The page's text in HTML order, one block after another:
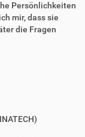
Persönlichkeiten
mir, dass sie
die Fragen